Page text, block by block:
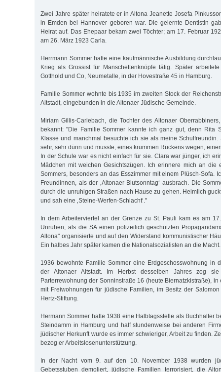
Zwei Jahre später heiratete er in Altona Jeanette Josefa
in Emden bei Hannover geboren war. Die gelernte Dentistin
Heirat auf. Das Ehepaar bekam zwei Töchter; am 17. Februar
am 26. März 1923 Carla.
Herrmann Sommer hatte eine kaufmännische Ausbildung
Krieg als Grossist für Manschettenknöpfe tätig. Später
Gotthold und Co, Neumetalle, in der Hovestraße 45 in Hamburg.
Familie Sommer wohnte bis 1935 im zweiten Stock der
Altstadt, eingebunden in die Altonaer Jüdische Gemeinde.
Miriam Gillis-Carlebach, die Tochter des Altonaer
bekannt: "Die Familie Sommer kannte ich ganz gut, denn Rita
Klasse und manchmal besuchte ich sie als meine
sehr, sehr dünn und musste, eines krummen Rückens wegen,
In der Schule war es nicht einfach für sie. Clara war jünger, ich
Mädchen mit weichen Gesichtszügen. Ich erinnere mich an die
Sommers, besonders an das Esszimmer mit einem Plüsch-Sofa.
Freundinnen, als der ‚Altonaer Blutsonntag‘ ausbrach. Die
durch die unruhigen Straßen nach Hause zu gehen. Heimlich
und sah eine ‚Steine-Werfen-Schlacht‘."
In dem Arbeiterviertel an der Grenze zu St. Pauli kam es am
Unruhen, als die SA einen polizeilich geschützten
Altona" organisierte und auf den Widerstand kommunistischer
Ein halbes Jahr später kamen die Nationalsozialisten an die Macht.
1936 bewohnte Familie Sommer eine Erdgeschosswohnung in
der Altonaer Altstadt. Im Herbst desselben Jahres zog
Parterrewohnung der Sonninstraße 16 (heute Biernatzkistraße), in
mit Freiwohnungen für jüdische Familien, im Besitz der
Hertz-Stiftung.
Hermann Sommer hatte 1938 eine Halbtagsstelle als Buchhalter
Steindamm in Hamburg und half stundenweise bei anderen
jüdischer Herkunft wurde es immer schwieriger, Arbeit zu finden.
bezog er Arbeitslosenunterstützung.
In der Nacht vom 9. auf den 10. November 1938 wurden
Gebetsstuben demoliert, jüdische Familien terrorisiert, die